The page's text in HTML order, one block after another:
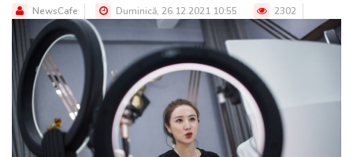
NewsCafe Duminică, 26.12.2021 10:55 2302